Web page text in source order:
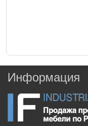
Информация